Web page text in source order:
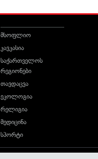
მსოფლიო
კავკასია
საქართველოს
რეგიონები
თავდაცვა
ეკოლოგია
რელიგია
მედიცინა
სპორტი